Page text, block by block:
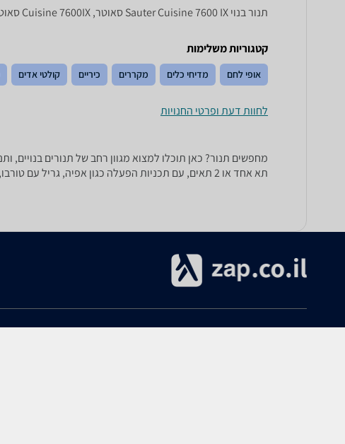
‏תנור בנוי Sauter Cuisine 7600 IX סאוטר, Cuisine 7600IX סאוטר , סאוטר Cuisine 7600IX
קטגוריות משלימות
אופי לחם מדיחי כלים מקררים כיריים קולטי אדים
לחוות דעת ופרטי החנויות
תא אחד או 2 תאים, עם תכניות הפעלה כגון אפיה, גריל עם טורבו, טורבו אקטיבי, הפשרה ועוד.